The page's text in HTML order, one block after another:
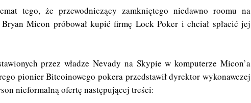
tego, że przewodniczący zamkniętego niedawno roomu na
Micon próbował kupić firmę Lock Poker i chciał spłacić jej
przez władze Nevady na Skypie w komputerze Micon’a
pionier Bitcoinowego pokera przedstawił dyrektor wykonawczej
nieformalną ofertę następującej treści: